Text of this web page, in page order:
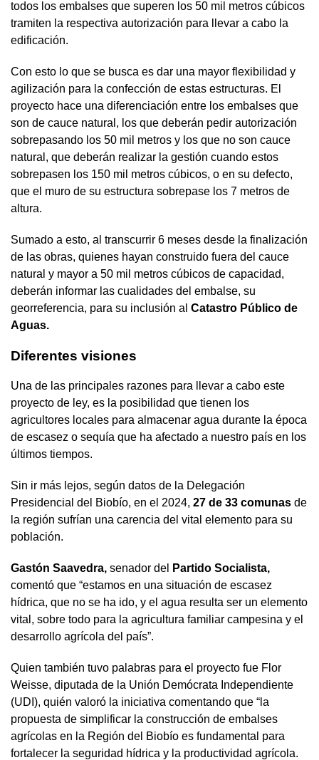
todos los embalses que superen los 50 mil metros cúbicos
tramiten la respectiva autorización para llevar a cabo la
edificación.
Con esto lo que se busca es dar una mayor flexibilidad y
agilización para la confección de estas estructuras. El
proyecto hace una diferenciación entre los embalses que
son de cauce natural, los que deberán pedir autorización
sobrepasando los 50 mil metros y los que no son cauce
natural, que deberán realizar la gestión cuando estos
sobrepasen los 150 mil metros cúbicos, o en su defecto,
que el muro de su estructura sobrepase los 7 metros de
altura.
Sumado a esto, al transcurrir 6 meses desde la finalización
de las obras, quienes hayan construido fuera del cauce
natural y mayor a 50 mil metros cúbicos de capacidad,
deberán informar las cualidades del embalse, su
georreferencia, para su inclusión al Catastro Público de
Aguas.
Diferentes visiones
Una de las principales razones para llevar a cabo este
proyecto de ley, es la posibilidad que tienen los
agricultores locales para almacenar agua durante la época
de escasez o sequía que ha afectado a nuestro país en los
últimos tiempos.
Sin ir más lejos, según datos de la Delegación
Presidencial del Biobío, en el 2024, 27 de 33 comunas de
la región sufrían una carencia del vital elemento para su
población.
Gastón Saavedra, senador del
Partido Socialista,
comentó que “estamos en una situación de escasez
hídrica, que no se ha ido, y el agua resulta ser un elemento
vital, sobre todo para la agricultura familiar campesina y el
desarrollo agrícola del país”.
Quien también tuvo palabras para el proyecto fue Flor
Weisse, diputada de la Unión Demócrata Independiente
(UDI), quién valoró la iniciativa comentando que “la
propuesta de simplificar la construcción de embalses
agrícolas en la Región del Biobío es fundamental para
fortalecer la seguridad hídrica y la productividad agrícola.